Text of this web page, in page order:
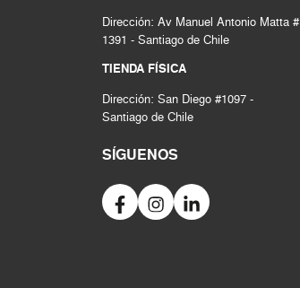
Dirección: Av Manuel Antonio Matta #
1391 - Santiago de Chile
TIENDA FÍSICA
Dirección: San Diego #1097 -
Santiago de Chile
SÍGUENOS